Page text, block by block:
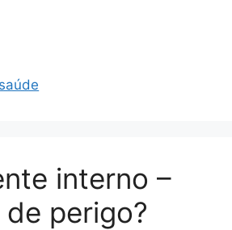
interno –
de perigo?